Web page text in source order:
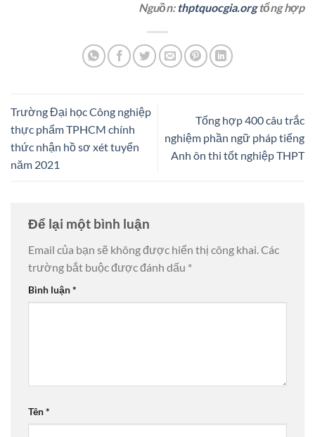
Nguồn: thptquocgia.orgtổng hợp
Trường Đại học Công nghiệp
thực phẩm TPHCM chính
thức nhận hồ sơ xét tuyển
năm 2021
Tổng hợp 400 câu trắc
nghiệm phần ngữ pháp tiếng
Anh ôn thi tốt nghiệp THPT
Để lại một bình luận
Email của bạn sẽ không được hiển thị công khai.Các
trường bắt buộc được đánh dấu *
Bình luận*
Tên*